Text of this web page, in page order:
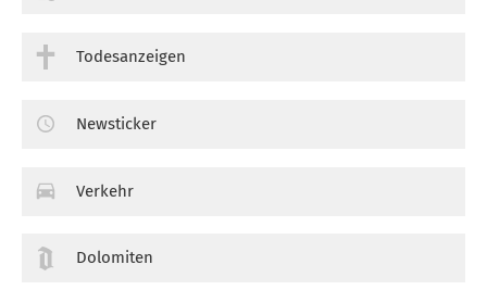
Todesanzeigen
Newsticker
Verkehr
Dolomiten